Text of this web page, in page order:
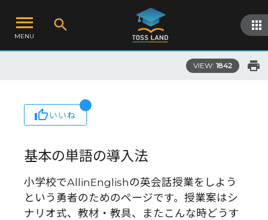
MENU
VIEW: 1842
いいね
基本の単語の導入法
小学校でAllinEnglishの英会話授業をしよう
という勇者のためのページです。授業案はシ
ナリオ式、教材・教具、またこんな時どうす